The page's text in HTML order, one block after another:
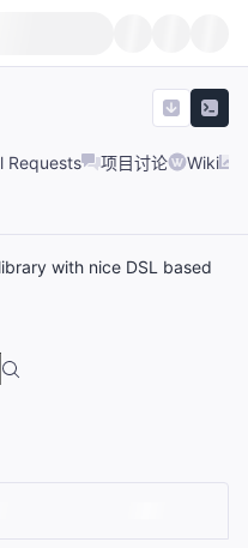
Requests 项目讨论 Wiki
with nice DSL based